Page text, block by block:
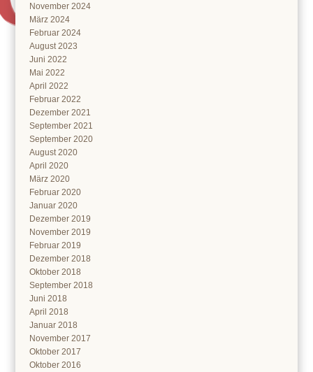
November 2024
März 2024
Februar 2024
August 2023
Juni 2022
Mai 2022
April 2022
Februar 2022
Dezember 2021
September 2021
September 2020
August 2020
April 2020
März 2020
Februar 2020
Januar 2020
Dezember 2019
November 2019
Februar 2019
Dezember 2018
Oktober 2018
September 2018
Juni 2018
April 2018
Januar 2018
November 2017
Oktober 2017
Oktober 2016